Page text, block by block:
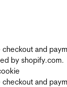
and
by shopify.com.
and